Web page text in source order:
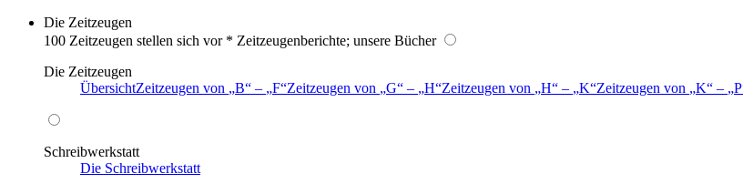
Die Zeitzeugen
100 Zeitzeugen stellen sich vor * Zeitzeugenberichte; unsere Bücher
Die Zeitzeugen
ÜbersichtZeitzeugen von B – F Zeitzeugen von G – H Zeitzeugen von H – K Zeitzeugen von K – P
Schreibwerkstatt
Die Schreibwerkstatt